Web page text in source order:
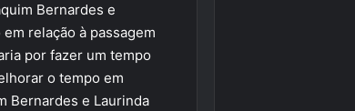
Bernardes e
relação à passagem
por fazer um tempo
o tempo em
Bernardes e Laurinda